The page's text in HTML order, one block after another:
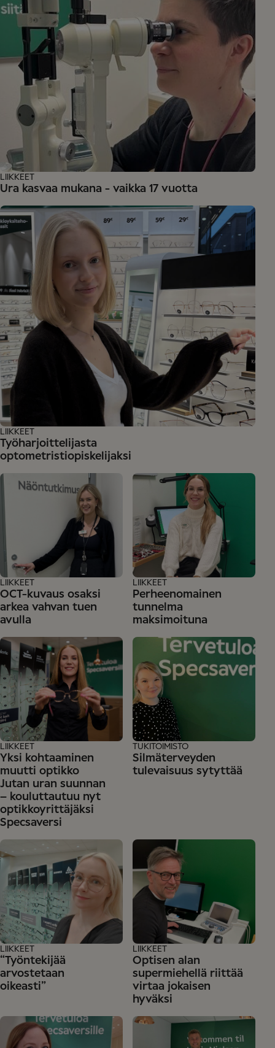
Ura kasvaa mukana - vaikka 17 vuotta
LIIKKEET
Työharjoittelijasta
optometristiopiskelijaksi
LIIKKEET
OCT-kuvaus osaksi
arkea vahvan tuen
avulla
LIIKKEET
Perheenomainen
tunnelma
maksimoituna
LIIKKEET
Yksi kohtaaminen
muutti optikko
Jutan uran suunnan
– kouluttautuu nyt
optikkoyrittäjäksi
Specsaversi
LIIKKEET
Silmäterveyden
tulevaisuus sytyttää
TUKITOIMISTO
“Työntekijää
arvostetaan
oikeasti”
LIIKKEET
Optisen alan
supermiehellä riittää
virtaa jokaisen
hyväksi
LIIKKEET